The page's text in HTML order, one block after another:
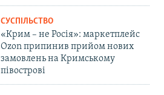
СУСПІЛЬСТВО
«Крим – не Росія»: маркетплейс
Ozon припинив прийом нових
замовлень на Кримському
півострові